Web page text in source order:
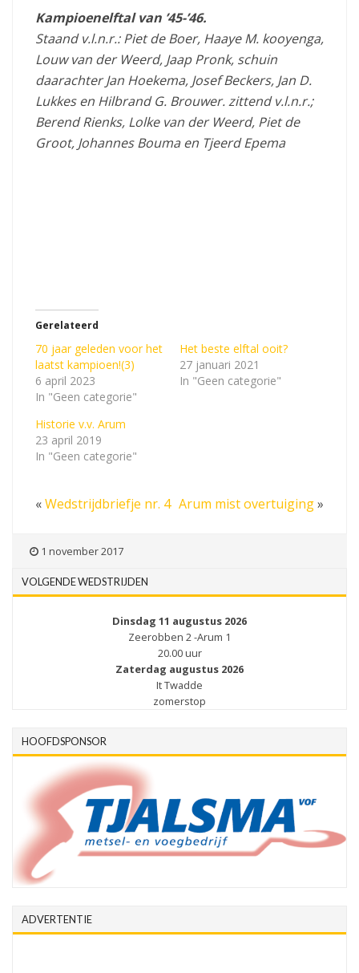
Kampioenelftalvan ’45-’46.
Staand v.l.n.r.: Piet de Boer, Haaye M. kooyenga,
Louw van der Weerd, Jaap Pronk, schuin
daarachter Jan Hoekema, Josef Beckers, Jan D.
Lukkes en Hilbrand G. Brouwer. zittend v.l.n.r.;
Berend Rienks, Lolke van der Weerd, Piet de
Groot, Johannes Bouma en Tjeerd Epema
Gerelateerd
70 jaar geleden voor het
laatst kampioen!(3)
6 april 2023
In "Geen categorie"
Het beste elftal ooit?
27 januari 2021
In "Geen categorie"
Historie v.v. Arum
23 april 2019
In "Geen categorie"
«Wedstrijdbriefje nr. 4 Arum mist overtuiging»
1 november 2017
VOLGENDE WEDSTRIJDEN
Dinsdag 11 augustus 2026
Zeerobben 2 -Arum 1
20.00 uur
Zaterdag augustus 2026
It Twadde
zomerstop
HOOFDSPONSOR
ADVERTENTIE